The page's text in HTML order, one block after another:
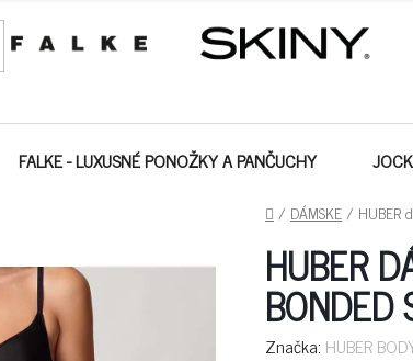
FALKE - LUXUSNÉ PONOŽKY A PANČUCHY
DOMOV
/ DÁMSKE/ HUBER
HUBER
Značka: HUBER